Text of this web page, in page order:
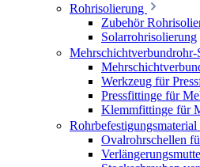
Rohrisolierung
Zubehör
Solarrohrisolierung
Mehrschichtverbundrohr-
Werkzeug für
Pressfittinge für
Klemmfittinge für
Rohrbefestigungsmaterial
Ovalrohrschellen